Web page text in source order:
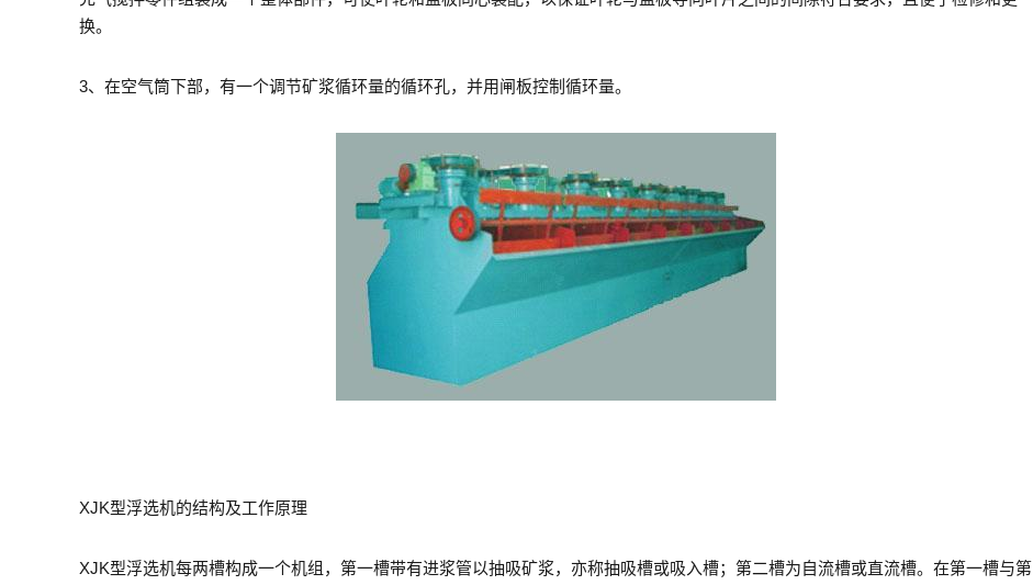
换。
3、在空气筒下部，有一个调节矿浆循环量的循环孔，并用闸板控制循环量。
XJK型浮选机的结构及工作原理
XJK型浮选机每两槽构成一个机组，第一槽带有进浆管以抽吸矿浆，亦称抽吸槽或吸入槽；第二槽为自流槽或直流槽。在第一槽与第